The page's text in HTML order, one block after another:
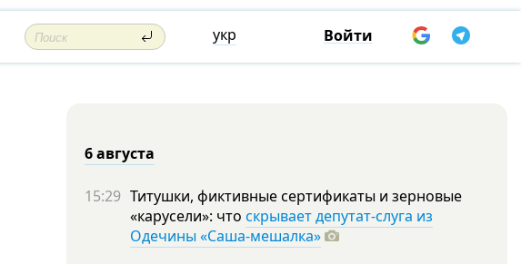
укр Войти
6 августа
15:29 Титушки, фиктивные сертификаты и зерновые
«карусели»: что скрывает депутат-слуга из
Одечины «Саша-мешалка»